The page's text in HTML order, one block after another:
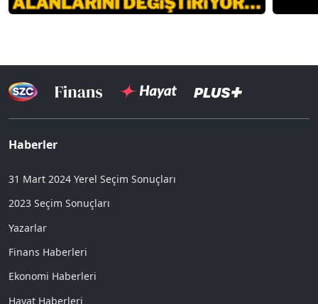
Haberler
31 Mart 2024 Yerel Seçim Sonuçları
2023 Seçim Sonuçları
Yazarlar
Finans Haberleri
Ekonomi Haberleri
Hayat Haberleri